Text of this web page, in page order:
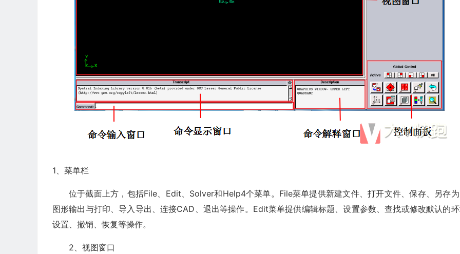
1、菜单栏
位于截面上方，包括File、Edit、Solver和Help4个菜单。File菜单提供新建文件、打开文件、保存、另存
图形输出与打印、导入导出、连接CAD、退出等操作。Edit菜单提供编辑标题、设置参数、查找或修改默认的
设置、撤销、恢复等操作。
2、视图窗口